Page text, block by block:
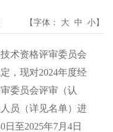
【字体： 大 中 小】
术资格评审委员会
，现对2024年度经
委员会评审（认
员（详见名单）进
至2025年7月4日